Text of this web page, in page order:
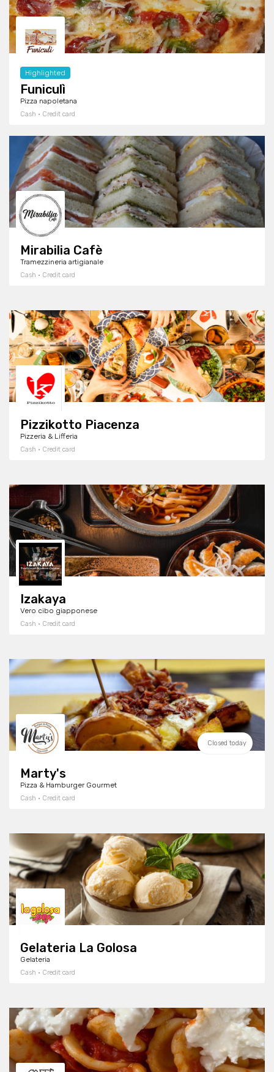
Highlighted
Funiculì
Pizza napoletana
Cash · Credit card
Mirabilia Cafè
Tramezzineria artigianale
Cash · Credit card
Pizzikotto Piacenza
Pizzeria & Lifferia
Cash · Credit card
Izakaya
Vero cibo giapponese
Cash · Credit card
Closed today
Marty's
Pizza & Hamburger Gourmet
Cash · Credit card
Gelateria La Golosa
Gelateria
Cash · Credit card